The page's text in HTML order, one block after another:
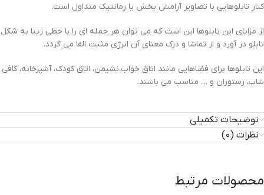
کنار تابلوهایی با تصاویر آرامش بخش یا رمانتیک متداول است.
از مزایای این تابلوها این است که می توان هر جمله ای را با خطی زیبا به شکل
تابلو در آورد و از تماشا و درک معنای آن انرژی مثبت القا می گردد.
این تابلوها برای فضاهایی مانند اتاق خواب،نشیمن، اتاق کودک، آشپزخانه، کافی
شاپ، رستوران و … مناسب می باشند.
توضیحات تکمیلی
نظرات (0)
محصولات مرتبط